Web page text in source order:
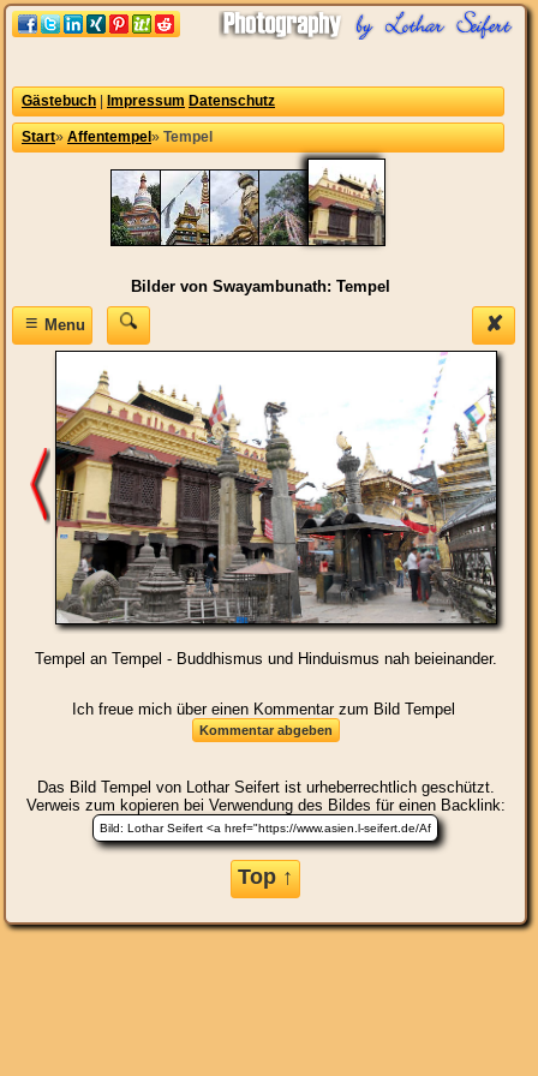
Gästebuch Impressum Datenschutz
Start» Affentempel » Tempel
Bilder von Swayambunath: Tempel
✘
≡Menu
Tempel an Tempel - Buddhismus und Hinduismus nah beieinander.
Ich freue mich über einen Kommentar zum Bild Tempel
Das Bild Tempel von Lothar Seifert ist urheberrechtlich geschützt.
Verweis zum kopieren bei Verwendung des Bildes für einen Backlink:
Top ↑